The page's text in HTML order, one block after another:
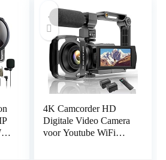
4K Camcorder HD
Digitale Video Camera
voor Youtube WiFi